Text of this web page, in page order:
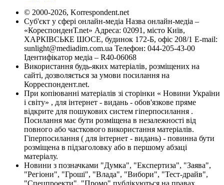
© 2000-2026, Korrespondent.net
Суб'єкт у сфері онлайн-медіа Назва онлайн-медіа –
«КореспонденТ.net» Адреса: 02091, місто Київ,
ХАРКІВСЬКЕ ШОСЕ, будинок 172-Б, офіс 208/1 E-mail:
sunlight@mediadim.com.ua Телефон: 044-205-43-00
Ідентифікатор медіа – R40-06068
Використання будь-яких матеріалів, розміщених на
сайті, дозволяється за умови посилання на
Корреспондент.net.
При копіюванні матеріалів зі сторінки « Новини України
і світу» , для інтернет - видань - обов'язкове пряме
відкрите для пошукових систем гіперпосилання .
Посилання має бути розміщена в незалежності від
повного або часткового використання матеріалів.
Гіперпосилання ( для інтернет - видань) - повинна бути
розміщена в підзаголовку або в першому абзаці
матеріалу.
Новини з позначками "Думка", "Експертиза", "Заява",
"Регіони", "Гроші", "Влада", "Вибори", "Тест-драйв",
"Спецпроекти", "Промо" публікуються на правах